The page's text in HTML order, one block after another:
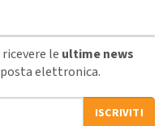
le ultime news
elettronica.
ISCRIVITI